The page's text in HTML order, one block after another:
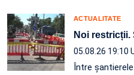
ACTUALITATE
Noi restricții.
05.08.26 19:10
Între